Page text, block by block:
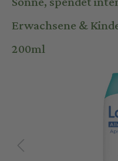
Erwachsene &
200ml